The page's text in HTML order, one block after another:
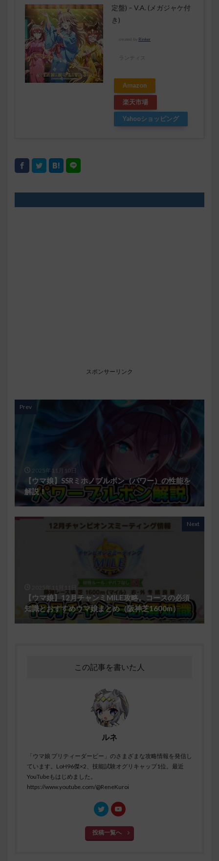
定盤) – V.A. (メガジャケ付
き)
created by Rinker
ランティス
Amazon
楽天市場
Yahooショッピング
スポンサーリンク
Prev
2025年11月10日
【ウマ娘】SSRミホノブルボン（パワー）の性能を
解説！
Next
【ウマ娘】12月チャンミMILE攻略。コースの必須
知識とおすすめウマ娘まとめ（阪神芝1600m）
この記事を書いた人
ルネ
「ウマ娘 プリティーダービー」のさまざまな攻略情報を発信し
ています。LoH96傑×2、技能試験オグリキャップ1位。最近
YouTubeもはじめました。
https://www.youtube.com/@ReneKuroi
投稿一覧へ